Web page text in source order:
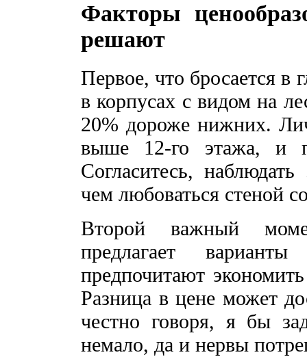
Факторы
решают
Первое, что бросается в
в корпусах с видом на
20% дороже нижних.
выше 12-го этажа, и
Согласитесь,
чем любоваться стеной
Второй важный
предлагает
предпочитают
Разница в цене может
честно говоря, я бы
немало, да и нервы